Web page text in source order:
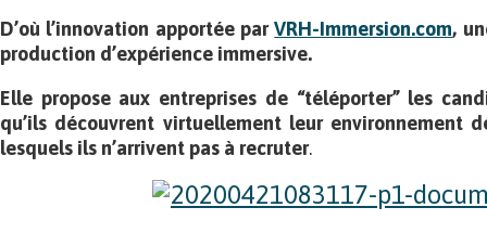
D’où l’innovation apportée parVRH-Immersion.com,
production d’expérience immersive.
Elle propose aux entreprises de “téléporter” les
qu’ils découvrent virtuellement leur environnement
lesquels ils n’arrivent pas à recruter.